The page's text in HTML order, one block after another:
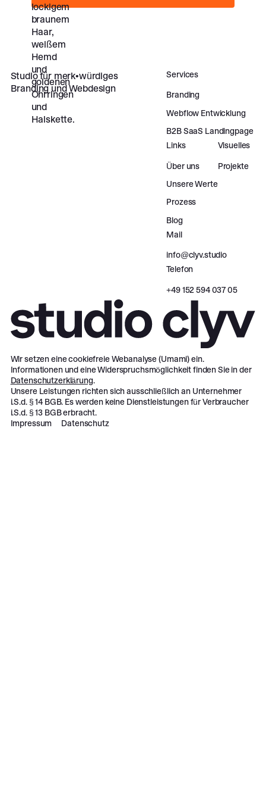
Studio für merk•würdiges
Branding und Webdesign
Services
Branding
Webflow Entwicklung
B2B SaaS Landingpage
Links
Über uns
Unsere Werte
Prozess
Blog
Visuelles
Projekte
Mail
info@clyv.studio
Telefon
‪+49 152 594 037 05‬
Wir setzen eine cookiefreie Webanalyse (Umami) ein.
Informationen und eine Widerspruchsmöglichkeit finden Sie in der
Datenschutzerklärung.
Unsere Leistungen richten sich ausschließlich an Unternehmer
i.S.d. § 14 BGB. Es werden keine Dienstleistungen für Verbraucher
i.S.d. § 13 BGB erbracht.
Impressum
Datenschutz